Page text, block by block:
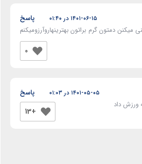
۱۴۰۱-۰۶-۱۵ در ۰۱:۴۰
دمتون گرم براتون بهترینهاروآرزومیکنم
0
پاسخ
۱۴۰۱-۰۵-۰۵ در ۰۱:۰۳
ورزش داد
+13
پاسخ